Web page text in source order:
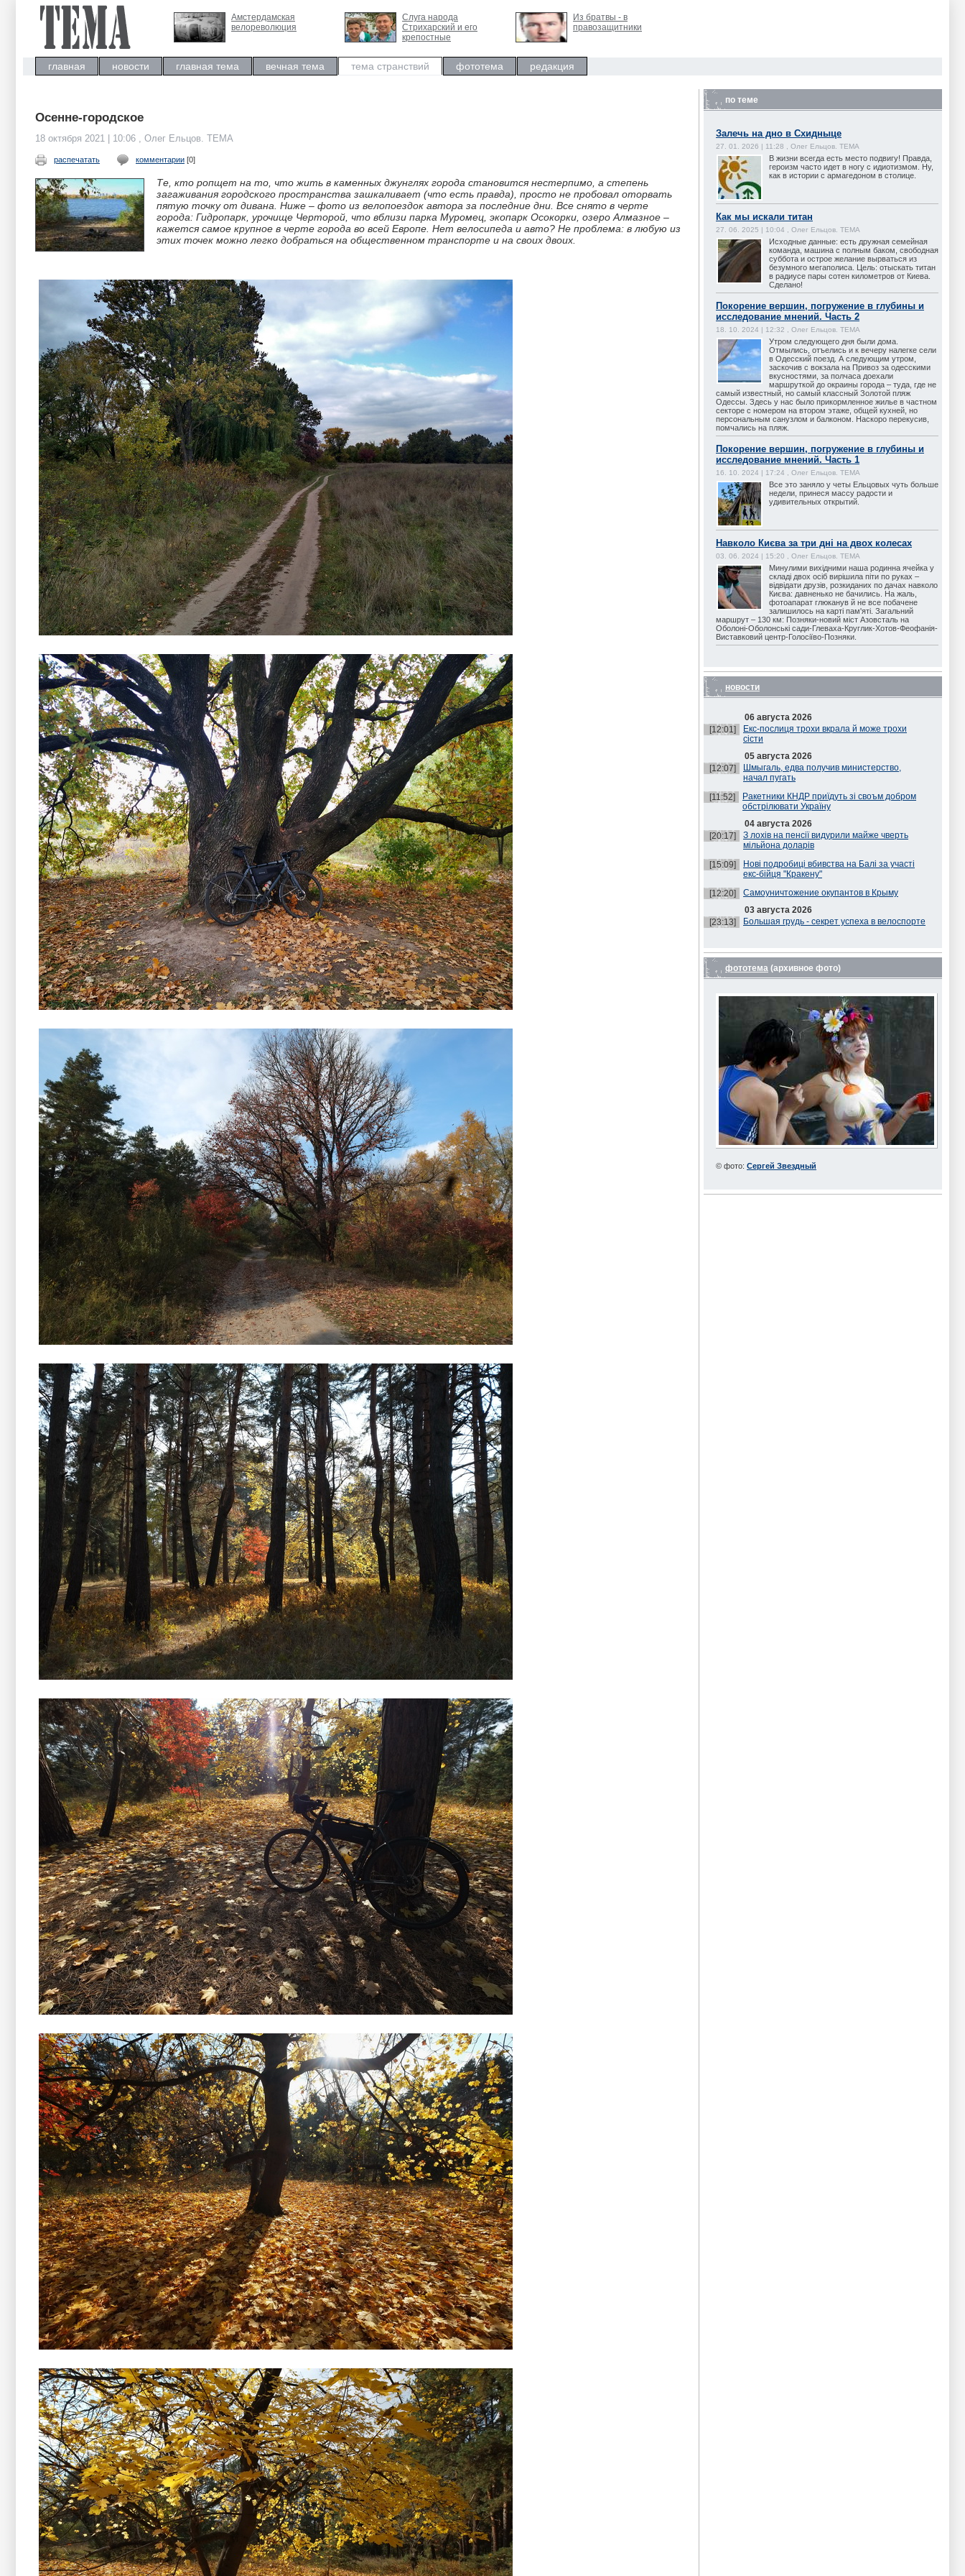
Амстердамская
велореволюция
Слуга народа
Стрихарский и его
крепостные
Из братвы - в
правозащитники
главная новости главная тема вечная тема тема странствий фототема редакция
Осенне-городское
18 октября 2021 | 10:06 , Олег Ельцов. ТЕМА
распечатать комментарии [0]
Те, кто ропщет на то, что жить в каменных джунглях города становится нестерпимо, а степень
загаживания городского пространства зашкаливает (что есть правда), просто не пробовал оторвать
пятую точку от дивана. Ниже – фото из велопоездок автора за последние дни. Все снято в черте
города: Гидропарк, урочище Черторой, что вблизи парка Муромец, экопарк Осокорки, озеро Алмазное –
кажется самое крупное в черте города во всей Европе. Нет велосипеда и авто? Не проблема: в любую из
этих точек можно легко добраться на общественном транспорте и на своих двоих.
по теме
Залечь на дно в Схидныце
27. 01. 2026 | 11:28 , Олег Ельцов. ТЕМА
В жизни всегда есть место подвигу! Правда,
героизм часто идет в ногу с идиотизмом. Ну,
как в истории с армагедоном в столице.
Как мы искали титан
27. 06. 2025 | 10:04 , Олег Ельцов. ТЕМА
Исходные данные: есть дружная семейная
команда, машина с полным баком, свободная
суббота и острое желание вырваться из
безумного мегаполиса. Цель: отыскать титан
в радиусе пары сотен километров от Киева.
Сделано!
Покорение вершин, погружение в глубины и
исследование мнений. Часть 2
18. 10. 2024 | 12:32 , Олег Ельцов. ТЕМА
Утром следующего дня были дома.
Отмылись, отъелись и к вечеру налегке сели
в Одесский поезд. А следующим утром,
заскочив с вокзала на Привоз за одесскими
вкусностями, за полчаса доехали
маршруткой до окраины города – туда, где не
самый известный, но самый классный Золотой пляж
Одессы. Здесь у нас было прикормленное жилье в частном
секторе с номером на втором этаже, общей кухней, но
персональным санузлом и балконом. Наскоро перекусив,
помчались на пляж.
Покорение вершин, погружение в глубины и
исследование мнений. Часть 1
16. 10. 2024 | 17:24 , Олег Ельцов. ТЕМА
Все это заняло у четы Ельцовых чуть больше
недели, принеся массу радости и
удивительных открытий.
Навколо Києва за три дні на двох колесах
03. 06. 2024 | 15:20 , Олег Ельцов. ТЕМА
Минулими вихідними наша родинна ячейка у
складі двох осіб вирішила піти по руках –
відвідати друзів, розкиданих по дачах навколо
Києва: давненько не бачились. На жаль,
фотоапарат глюканув й не все побачене
залишилось на карті пам'яті. Загальний
маршрут – 130 км: Позняки-новий міст Азовсталь на
Оболоні-Оболонські сади-Глеваха-Круглик-Хотов-Феофанія-
Виставковий центр-Голосіїво-Позняки.
новости
06 августа 2026
[12:01]
Екс-послиця трохи вкрала й може трохи
сісти
05 августа 2026
[12:07]
Шмыгаль, едва получив министерство,
начал пугать
[11:52]
Ракетники КНДР приїдуть зі своъм добром
обстрілювати Україну
04 августа 2026
[20:17]
З лохів на пенсії видурили майже чверть
мільйона доларів
[15:09]
Нові подробиці вбивства на Балі за участі
екс-бійця "Кракену"
[12:20]
Самоуничтожение окупантов в Крыму
03 августа 2026
[23:13]
Большая грудь - секрет успеха в велоспорте
фототема (архивное фото)
© фото: Сергей Звездный